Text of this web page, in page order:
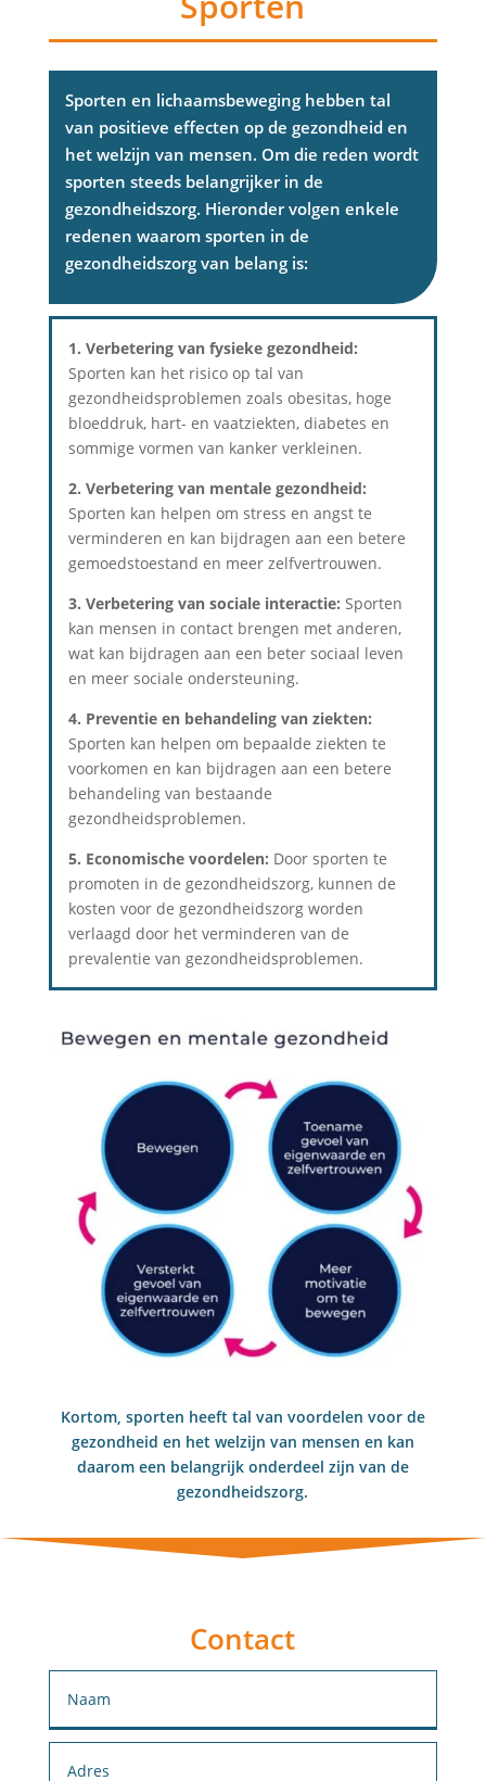
Sporten en lichaamsbeweging hebben tal
van positieve effecten op de gezondheid en
het welzijn van mensen. Om die reden wordt
sporten steeds belangrijker in de
gezondheidszorg. Hieronder volgen enkele
redenen waarom sporten in de
gezondheidszorg van belang is:
1. Verbetering van fysieke gezondheid:
Sporten kan het risico op tal van
gezondheidsproblemen zoals obesitas, hoge
bloeddruk, hart- en vaatziekten, diabetes en
sommige vormen van kanker verkleinen.
2. Verbetering van mentale gezondheid:
Sporten kan helpen om stress en angst te
verminderen en kan bijdragen aan een betere
gemoedstoestand en meer zelfvertrouwen.
3. Verbetering van sociale interactie: Sporten
kan mensen in contact brengen met anderen,
wat kan bijdragen aan een beter sociaal leven
en meer sociale ondersteuning.
4. Preventie en behandeling van ziekten:
Sporten kan helpen om bepaalde ziekten te
voorkomen en kan bijdragen aan een betere
behandeling van bestaande
gezondheidsproblemen.
5. Economische voordelen: Door sporten te
promoten in de gezondheidszorg, kunnen de
kosten voor de gezondheidszorg worden
verlaagd door het verminderen van de
prevalentie van gezondheidsproblemen.
Kortom, sporten heeft tal van voordelen voor de
gezondheid en het welzijn van mensen en kan
daarom een belangrijk onderdeel zijn van de
gezondheidszorg.
Contact